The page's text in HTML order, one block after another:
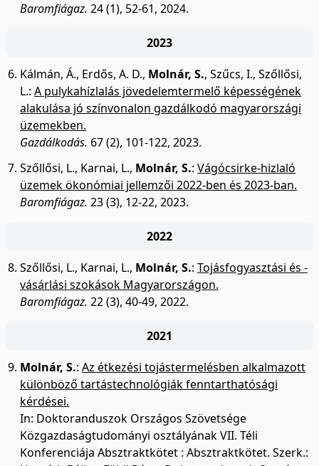
Baromfiágaz. 24 (1), 52-61, 2024.
2023
Kálmán, Á., Erdős, A. D., Molnár, S., Szűcs, I., Szőllősi,
L.: A pulykahízlalás jövedelemtermelő képességének
alakulása jó színvonalon gazdálkodó magyarországi
üzemekben.
Gazdálkodás. 67 (2), 101-122, 2023.
Szőllősi, L., Karnai, L., Molnár, S.: Vágócsirke-hizlaló
üzemek ökonómiai jellemzői 2022-ben és 2023-ban.
Baromfiágaz. 23 (3), 12-22, 2023.
2022
Szőllősi, L., Karnai, L., Molnár, S.: Tojásfogyasztási és -
vásárlási szokások Magyarországon.
Baromfiágaz. 22 (3), 40-49, 2022.
2021
Molnár, S.: Az étkezési tojástermelésben alkalmazott
különböző tartástechnológiák fenntarthatósági
kérdései.
In: Doktoranduszok Országos Szövetsége
Közgazdaságtudományi osztályának VII. Téli
Konferenciája Absztraktkötet : Absztraktkötet. Szerk.: